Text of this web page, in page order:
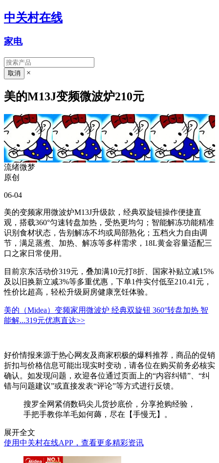
中关村在线
家电
×
美的M13J变频微波炉210元
流绪微梦
原创
06-04
美的变频家用微波炉M13J升级款，经典双旋钮操作便捷直
观，搭载360°匀速转盘加热，受热更均匀；智能解冻功能精准
识别食材状态，告别解冻不均或局部熟化；五档火力自由调
节，满足蒸煮、加热、解冻等多样需求，18L黄金容量适配三
口之家日常使用。
目前京东活动价319元，叠加满10元打8折、国家补贴立减15%
及以旧换新立减3%等多重优惠，下单1件实付低至210.41元，
性价比超高，轻松升级厨房健康烹饪体验。
美的（Midea）变频家用微波炉 经典双旋钮 360°转盘加热 智
能解...319元优惠直达>>
好价情报来源于热心网友及商家积极的爆料推荐，商品的促销
折扣与价格信息可能出现实时变动，请各位在购买前务必核实
确认。如发现问题，欢迎各位通过页面上的“内容纠错”、“纠
错与问题建议”或直接发表“评论”等方式进行反馈。
搜罗全网紧俏数码尖儿货抄底价，分享抢购经验，
手把手教你羊毛如何薅，尽在【手慢无】。
展开全文
使用中关村在线APP，查看更多精彩资讯